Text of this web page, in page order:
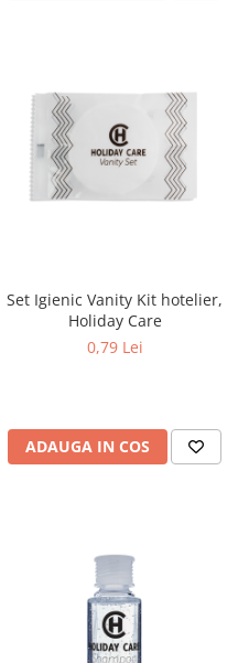
Set Igienic Vanity Kit hotelier,
Holiday Care
0,79 Lei
ADAUGA IN COS